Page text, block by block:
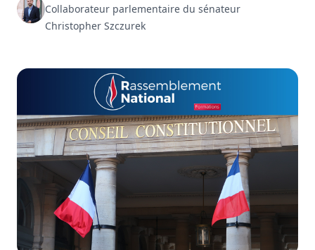
Collaborateur parlementaire du sénateur
Christopher Szczurek